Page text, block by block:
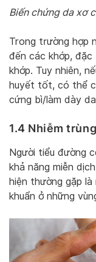
Biến chứng da xơ
Trong trường hợp
đến các khớp,
khớp. Tuy nhiên,
huyết tốt, có thể
cứng bì/làm dày
1.4 Nhiễm
Người tiểu đường
khả năng miễn
hiện thường gặp là
khuẩn ở những